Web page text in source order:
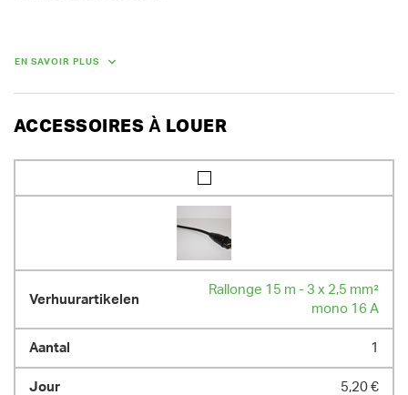
EN SAVOIR PLUS
ACCESSOIRES À LOUER
Rallonge 15 m - 3 x 2,5 mm²
mono 16 A
1
5,20 €